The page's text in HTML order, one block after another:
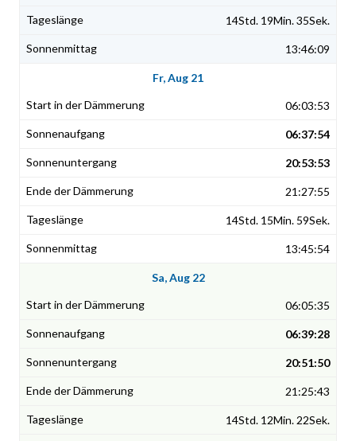
14Std. 19Min. 35Sek.
13:46:09
Fr, Aug 21
06:03:53
06:37:54
20:53:53
21:27:55
14Std. 15Min. 59Sek.
13:45:54
Sa, Aug 22
06:05:35
06:39:28
20:51:50
21:25:43
14Std. 12Min. 22Sek.